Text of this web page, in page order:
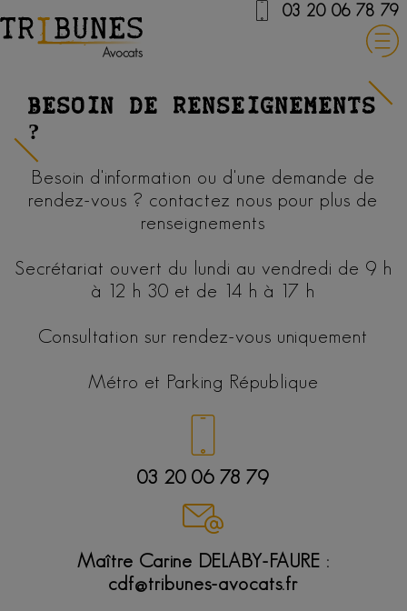
03 20 06 78 79
Besoin de renseignements
?
Besoin d'information ou d'une demande de
rendez-vous ? contactez nous pour plus de
renseignements
Secrétariat ouvert du lundi au vendredi de 9 h
à 12 h 30 et de 14 h à 17 h
Consultation sur rendez-vous uniquement
Métro et Parking République
03 20 06 78 79
Maître Carine DELABY-FAURE :
cdf@tribunes-avocats.fr